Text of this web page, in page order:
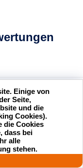
mich ausgesperrt und
Service
von 15
geholfen. Sehr
Einige von
Seite,
und die
Cookies).
die Cookies
dass bei
alle
stehen.